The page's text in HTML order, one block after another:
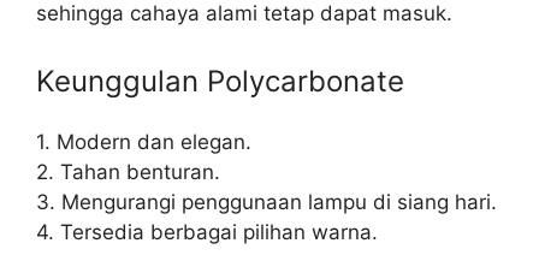
sehingga cahaya alami tetap dapat masuk.
Keunggulan Polycarbonate
1. Modern dan elegan.
2. Tahan benturan.
3. Mengurangi penggunaan lampu di siang hari.
4. Tersedia berbagai pilihan warna.